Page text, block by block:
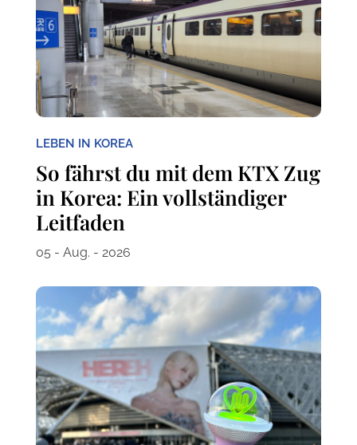
LEBEN IN KOREA
So fährst du mit dem KTX Zug
in Korea: Ein vollständiger
Leitfaden
05 - Aug. - 2026